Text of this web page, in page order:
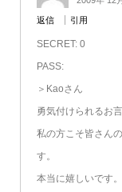
返信 引用
SECRET: 0
PASS:
＞Kaoさん
勇気付けられるお
私の方こそ皆さん
す。
本当に嬉しいです。